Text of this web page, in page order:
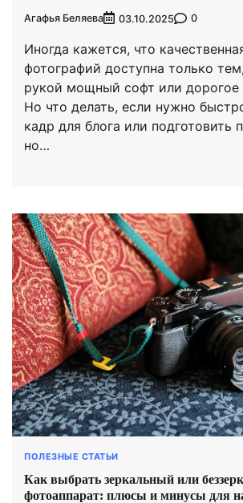
Агафья Беляева 03.10.2025 0
Иногда кажется, что
фотографий доступна только
рукой мощный софт или дорогое
Но что делать, если нужно
кадр для блога или подготовить
но…
ПОЛЕЗНЫЕ СТАТЬИ
Как выбрать зеркальный или
фотоаппарат: плюсы и минусы для